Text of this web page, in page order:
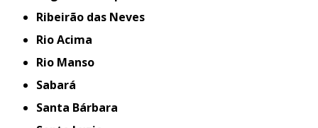
Ribeirão das Neves
Rio Acima
Rio Manso
Sabará
Santa Bárbara